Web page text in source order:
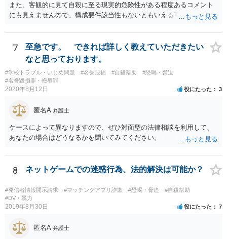
また、客観的に見て自殺に至る現実的危険性がある程度あるコメント
にも見えませんので、構成要件該当性もないともいえる可能性は高い
7
至急です。 できれば詳しく教えていただきたい
なと思っております。
#学校トラブル・いじめ問題 #名誉毀損 #自殺幇助
#恐喝・脅迫
#名誉毀損罪・侮辱罪
2020年8月12日 役にたった 3
匿名A 弁護士
ケースによって異なりますので、ぜひ対面型の法律相談を利用して、
あなたの場合はどうなるかを聞いてみてください。
8 ネットゲームでの迷惑行為、法的解決は可能か？
#発信者情報開示請求 #マッチングアプリ詐欺 #恐喝・脅迫
#自殺幇助
#DV・暴力
2019年8月30日 役にたった 7
匿名A 弁護士